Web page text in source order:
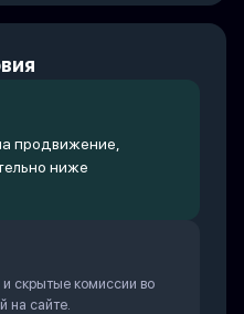
продвижение,
ниже
скрытые комиссии во
на сайте.